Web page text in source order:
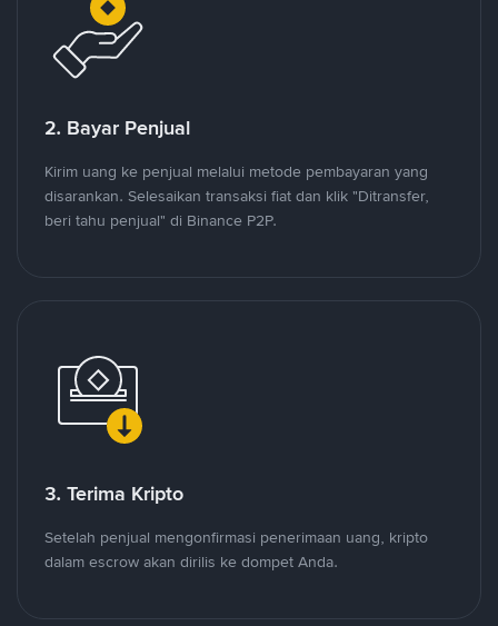
2. Bayar Penjual
Kirim uang ke penjual melalui metode pembayaran yang
disarankan. Selesaikan transaksi fiat dan klik "Ditransfer,
beri tahu penjual" di Binance P2P.
3. Terima Kripto
Setelah penjual mengonfirmasi penerimaan uang, kripto
dalam escrow akan dirilis ke dompet Anda.